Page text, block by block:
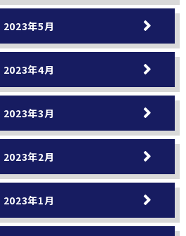
2023年5月
2023年4月
2023年3月
2023年2月
2023年1月